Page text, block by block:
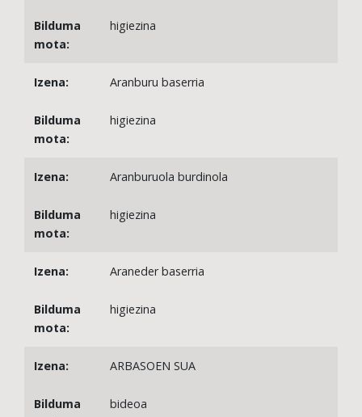
higiezina
Aranburu baserria
higiezina
Aranburuola burdinola
higiezina
Araneder baserria
higiezina
ARBASOEN SUA
bideoa